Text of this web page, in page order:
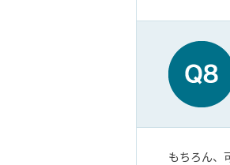
もちろん、